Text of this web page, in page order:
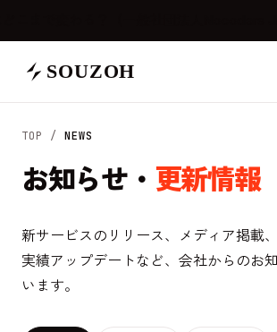
SOUZOH
TOP / NEWS
お知らせ・ 更新情報
新サービスのリリース、メディア掲載
実績アップデートなど、会社からのお
います。